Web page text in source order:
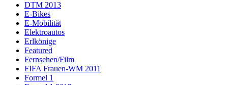
DTM 2013
E-Bikes
E-Mobilität
Elektroautos
Erlkönige
Featured
Fernsehen/Film
FIFA Frauen-WM 2011
Formel 1